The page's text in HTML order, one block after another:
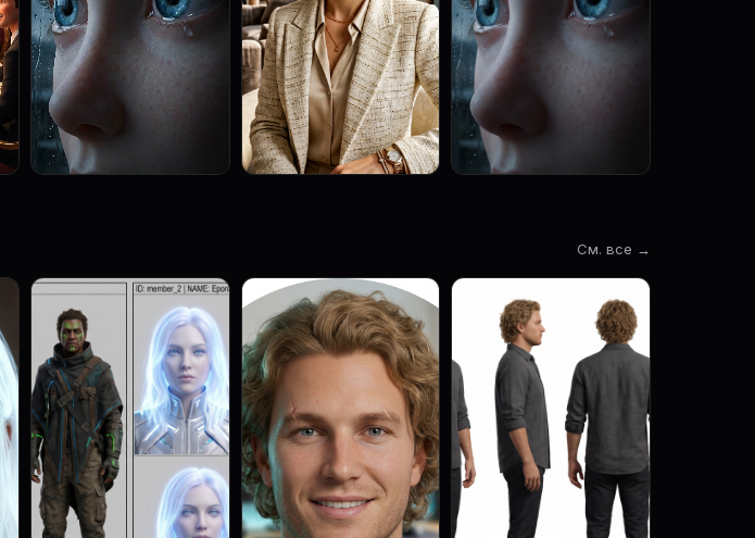
См. все →